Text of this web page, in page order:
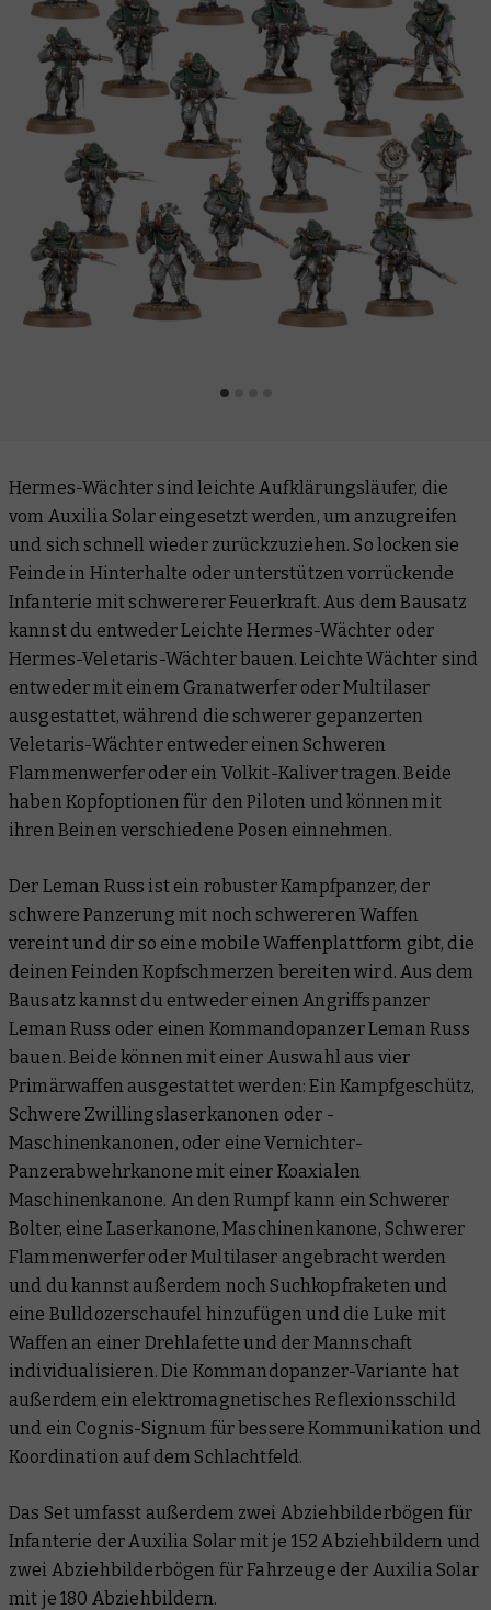
Hermes-Wächter sind leichte Aufklärungsläufer, die
vom Auxilia Solar eingesetzt werden, um anzugreifen
und sich schnell wieder zurückzuziehen. So locken sie
Feinde in Hinterhalte oder unterstützen vorrückende
Infanterie mit schwererer Feuerkraft. Aus dem Bausatz
kannst du entweder Leichte Hermes-Wächter oder
Hermes-Veletaris-Wächter bauen. Leichte Wächter sind
entweder mit einem Granatwerfer oder Multilaser
ausgestattet, während die schwerer gepanzerten
Veletaris-Wächter entweder einen Schweren
Flammenwerfer oder ein Volkit-Kaliver tragen. Beide
haben Kopfoptionen für den Piloten und können mit
ihren Beinen verschiedene Posen einnehmen.
Der Leman Russ ist ein robuster Kampfpanzer, der
schwere Panzerung mit noch schwereren Waffen
vereint und dir so eine mobile Waffenplattform gibt, die
deinen Feinden Kopfschmerzen bereiten wird. Aus dem
Bausatz kannst du entweder einen Angriffspanzer
Leman Russ oder einen Kommandopanzer Leman Russ
bauen. Beide können mit einer Auswahl aus vier
Primärwaffen ausgestattet werden: Ein Kampfgeschütz,
Schwere Zwillingslaserkanonen oder -
Maschinenkanonen, oder eine Vernichter-
Panzerabwehrkanone mit einer Koaxialen
Maschinenkanone. An den Rumpf kann ein Schwerer
Bolter, eine Laserkanone, Maschinenkanone, Schwerer
Flammenwerfer oder Multilaser angebracht werden
und du kannst außerdem noch Suchkopfraketen und
eine Bulldozerschaufel hinzufügen und die Luke mit
Waffen an einer Drehlafette und der Mannschaft
individualisieren. Die Kommandopanzer-Variante hat
außerdem ein elektromagnetisches Reflexionsschild
und ein Cognis-Signum für bessere Kommunikation und
Koordination auf dem Schlachtfeld.
Das Set umfasst außerdem zwei Abziehbilderbögen für
Infanterie der Auxilia Solar mit je 152 Abziehbildern und
zwei Abziehbilderbögen für Fahrzeuge der Auxilia Solar
mit je 180 Abziehbildern.